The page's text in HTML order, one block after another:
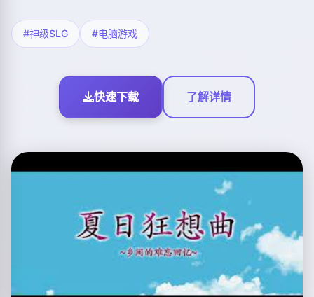
#神级SLG #电脑游戏
快速下载 了解详情